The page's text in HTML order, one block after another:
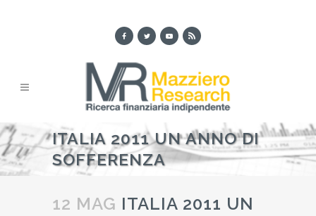
ITALIA 2011 UN ANNO DI
SOFFERENZA
12 MAG ITALIA 2011 UN